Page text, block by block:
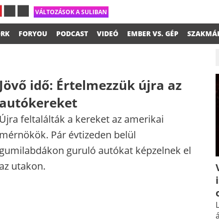
VÁLTOZÁSOK A SULIBAN
FORYOU PODCAST VIDEÓ EMBER VS. GÉP
idő: Értelmezzük újra az
feltalálták a kereket az amerikai
Pár évtizeden belül
guruló autókat képzelnek el
utakon.